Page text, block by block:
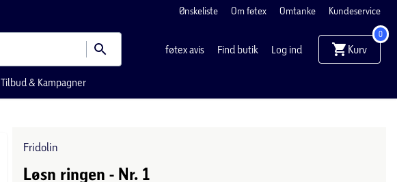
Ønskeliste Om føtex Omtanke Kundeservice
føtex avis Find butik Log ind Kurv
0
Tilbud & Kampagner
Fridolin
Løsn ringen - Nr. 1